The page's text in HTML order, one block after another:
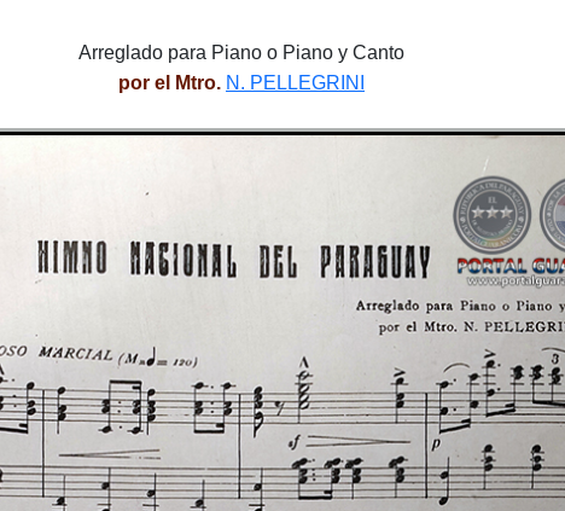
Arreglado para Piano o Piano y Canto
por el Mtro. N. PELLEGRINI